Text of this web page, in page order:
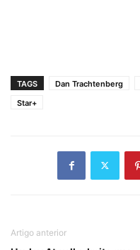
TAGS Dan Trachtenberg
Star+
Artigo anterior